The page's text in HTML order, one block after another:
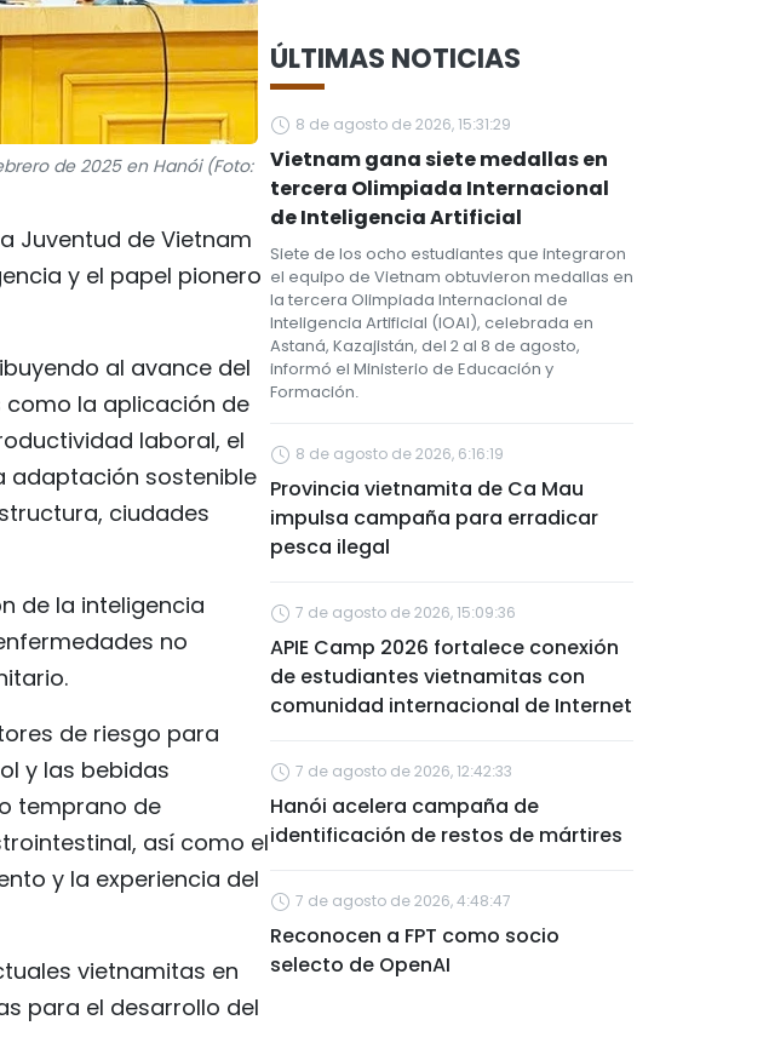
de 2025 en Hanói (Foto:
Juventud de Vietnam
y el papel pionero
al avance del
como la aplicación de
laboral, el
adaptación sostenible
ciudades
de la inteligencia
no
de riesgo para
y las bebidas
temprano de
así como el
y la experiencia del
vietnamitas en
para el desarrollo del
ÚLTIMAS NOTICIAS
8 de agosto de 2026, 15:31:29
Vietnam gana siete medallas en
tercera Olimpiada Internacional
de Inteligencia Artificial
Siete de los ocho estudiantes que integraron
el equipo de Vietnam obtuvieron medallas en
la tercera Olimpiada Internacional de
Inteligencia Artificial (IOAI), celebrada en
Astaná, Kazajistán, del 2 al 8 de agosto,
informó el Ministerio de Educación y
Formación.
8 de agosto de 2026, 6:16:19
Provincia vietnamita de Ca Mau
impulsa campaña para erradicar
pesca ilegal
7 de agosto de 2026, 15:09:36
APIE Camp 2026 fortalece conexión
de estudiantes vietnamitas con
comunidad internacional de Internet
7 de agosto de 2026, 12:42:33
Hanói acelera campaña de
identificación de restos de mártires
7 de agosto de 2026, 4:48:47
Reconocen a FPT como socio
selecto de OpenAI